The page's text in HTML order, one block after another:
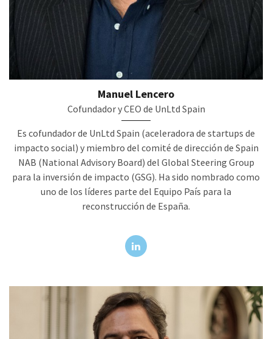
Manuel Lencero
Cofundador y CEO de UnLtd Spain
Es cofundador de UnLtd Spain (aceleradora de startups de
impacto social) y miembro del comité de dirección de Spain
NAB (National Advisory Board) del Global Steering Group
para la inversión de impacto (GSG). Ha sido nombrado como
uno de los líderes parte del Equipo País para la
reconstrucción de España.